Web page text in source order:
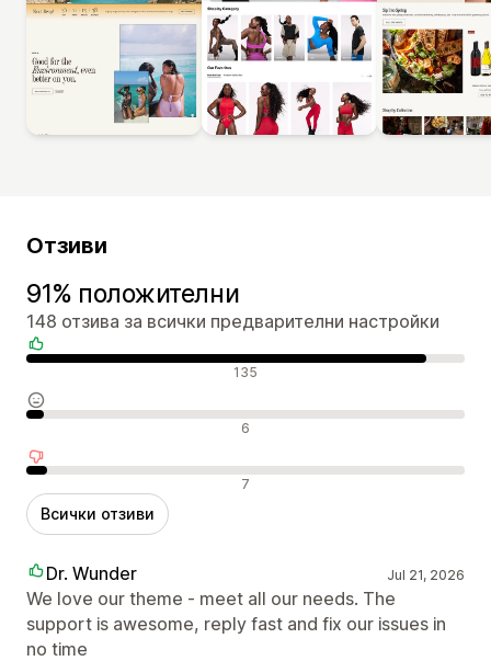
Отзиви
91% положителни
148 отзива за всички предварителни настройки
Положителни отзиви 135
Неутрални отзиви 6
Отрицателни отзиви 7
Всички отзиви
Dr. Wunder Jul 21, 2026
We love our theme - meet all our needs. The
support is awesome, reply fast and fix our issues in
no time